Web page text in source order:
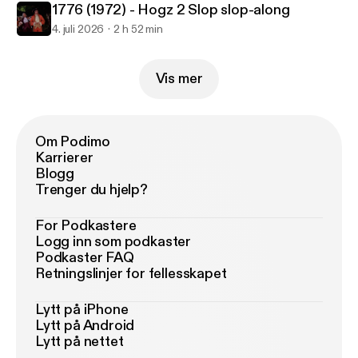
1776 (1972) - Hogz 2 Slop slop-along
4. juli 2026 2 h 52 min
Vis mer
Om Podimo
Karrierer
Blogg
Trenger du hjelp?
For Podkastere
Logg inn som podkaster
Podkaster FAQ
Retningslinjer for fellesskapet
Lytt på iPhone
Lytt på Android
Lytt på nettet